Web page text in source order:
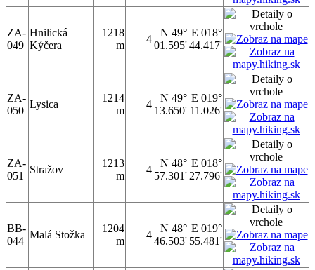
ZA-
049
Hnilická
Kýčera
1218
m
4
N 49°
01.595'
E 018°
44.417'
ZA-
050
Lysica
1214
m
4
N 49°
13.650'
E 019°
11.026'
ZA-
051
Stražov
1213
m
4
N 48°
57.301'
E 018°
27.796'
BB-
044
Malá Stožka
1204
m
4
N 48°
46.503'
E 019°
55.481'